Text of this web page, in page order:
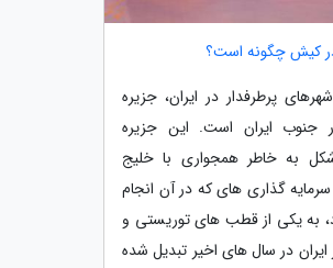
کیش چگونه است؟
پرطرفدار در ایران، جزیره
جنوب ایران است. این جزیره
به خاطر همجواری با خلیج
گذاری های که در آن انجام
به یکی از قطب های توریستی و
ایران در سال های اخیر تبدیل شده